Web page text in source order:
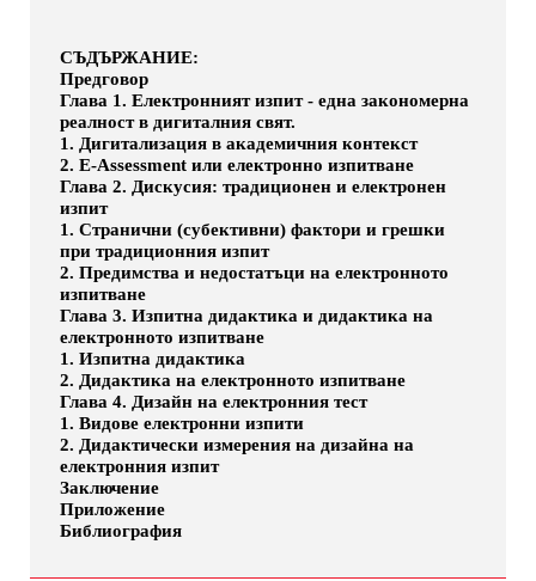
СЪДЪРЖАНИЕ:
Предговор
Глава 1. Електронният изпит - една закономерна
реалност в дигиталния свят.
1. Дигитализация в академичния контекст
2. E-Assessment или електронно изпитване
Глава 2. Дискусия: традиционен и електронен
изпит
1. Странични (субективни) фактори и грешки
при традиционния изпит
2. Предимства и недостатъци на електронното
изпитване
Глава 3. Изпитна дидактика и дидактика на
електронното изпитване
1. Изпитна дидактика
2. Дидактика на електронното изпитване
Глава 4. Дизайн на електронния тест
1. Видове електронни изпити
2. Дидактически измерения на дизайна на
електронния изпит
Заключение
Приложение
Библиография